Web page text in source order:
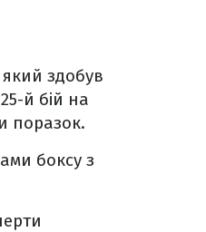
здобув
й бій на
поразок.
боксу з